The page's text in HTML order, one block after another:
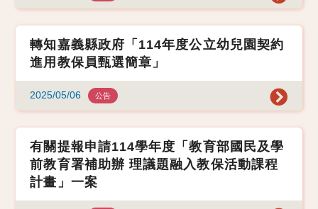
轉知嘉義縣政府「114年度公立幼兒園契約
進用教保員甄選簡章」
2025/05/06 公告
有關提報申請114學年度「教育部國民及學
前教育署補助辦 理議題融入教保活動課程
計畫」一案